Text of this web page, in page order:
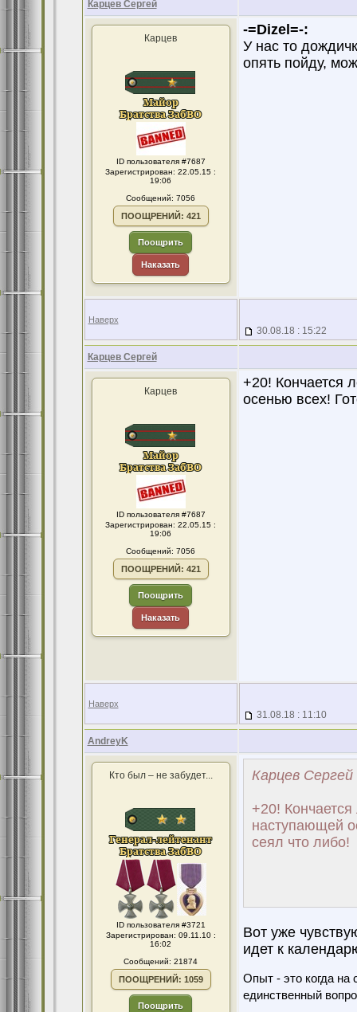
Карцев Сергей
Карцев
ID пользователя #7687
Зарегистрирован: 22.05.15 :
19:06
Сообщений: 7056
ПООЩРЕНИЙ: 421
Поощрить
Наказать
-=Dizel=-:
У нас то
опять пойду,
Наверх
30.08.18 : 15:22
Карцев Сергей
Карцев
ID пользователя #7687
Зарегистрирован: 22.05.15 :
19:06
Сообщений: 7056
ПООЩРЕНИЙ: 421
Поощрить
Наказать
+20! Кончается
осенью всех!
Наверх
31.08.18 : 11:10
AndreyK
Кто был – не забудет...
ID пользователя #3721
Зарегистрирован: 09.11.10 :
16:02
Сообщений: 21874
ПООЩРЕНИЙ: 1059
Поощрить
Карцев Сергей
+20!
наступающей
сеял что либо!
Вот уже
идет к
Опыт - это когда на
единственный